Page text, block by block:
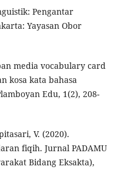
Pengantar
Yayasan Obor
media vocabulary card
kosa kata bahasa
Edu, 1(2), 208-
V. (2020).
fiqih. Jurnal PADAMU
Bidang Eksakta),